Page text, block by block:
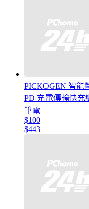
PICKOGEN 智能
PD 充電傳輸快充
筆電
$100
$443